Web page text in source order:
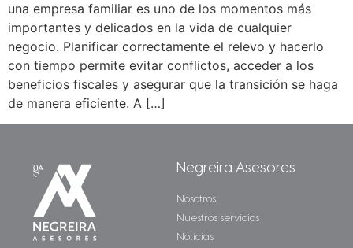
una empresa familiar es uno de los momentos más
importantes y delicados en la vida de cualquier
negocio. Planificar correctamente el relevo y hacerlo
con tiempo permite evitar conflictos, acceder a los
beneficios fiscales y asegurar que la transición se haga
de manera eficiente. A […]
Negreira Asesores
Nosotros
Nuestros servicios
Noticias